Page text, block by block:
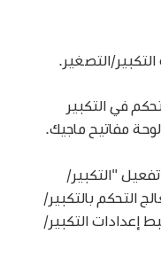
التصغير.
في التكبير
مفاتيح ماجيك.
"التكبير/
التحكم بالتكبير/
إعدادات التكبير/